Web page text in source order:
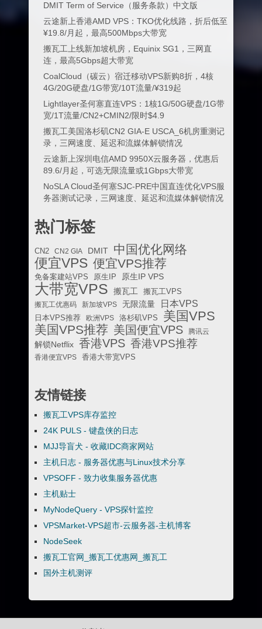
DMIT Term of Service（服务条款）中文版
云途新上香港AMD VPS：TKO优化线路，折后低至
¥19.8/月起，最高500Mbps大带宽
搬瓦工上线新加坡机房，Equinix SG1，三网直
连，最高5Gbps超大带宽
CoalCloud（碳云）宿迁移动VPS新购8折，4核
4G/20G硬盘/1G带宽/10T流量/¥319起
Lightlayer圣何塞直连VPS：1核1G/50G硬盘/1G带
宽/1T流量/CN2+CMIN2/限时$4.9
搬瓦工美国洛杉矶CN2 GIA-E USCA_6机房重测记
录，三网速度、延迟和流媒体解锁情况
云途新上深圳电信AMD 9950X云服务器，优惠后
89.6/月起，可选无限流量或1Gbps大带宽
NoSLA Cloud圣何塞SJC-PRE中国直连优化VPS服
务器测试记录，三网速度、延迟和流媒体解锁情况
热门标签
CN2 CN2 GIA DMIT 中国优化网络
便宜VPS 便宜VPS推荐
免备案建站VPS 原生IP 原生IP VPS
大带宽VPS 搬瓦工
搬瓦工VPS
搬瓦工优惠码
新加坡VPS 无限流量 日本VPS
日本VPS推荐 欧洲VPS 洛杉矶VPS 美国VPS
美国VPS推荐 美国便宜VPS 腾讯云
解锁Netflix 香港VPS 香港VPS推荐
香港便宜VPS 香港大带宽VPS
友情链接
搬瓦工VPS库存监控
24K PULS - 键盘侠的日志
MJJ导盲犬 - 收藏IDC商家网站
主机日志 - 服务器优惠与Linux技术分享
VPSOFF - 致力收集服务器优惠
主机贴士
MyNodeQuery - VPS探针监控
VPSMarket-VPS超市-云服务器-主机博客
NodeSeek
搬瓦工官网_搬瓦工优惠网_搬瓦工
国外主机测评